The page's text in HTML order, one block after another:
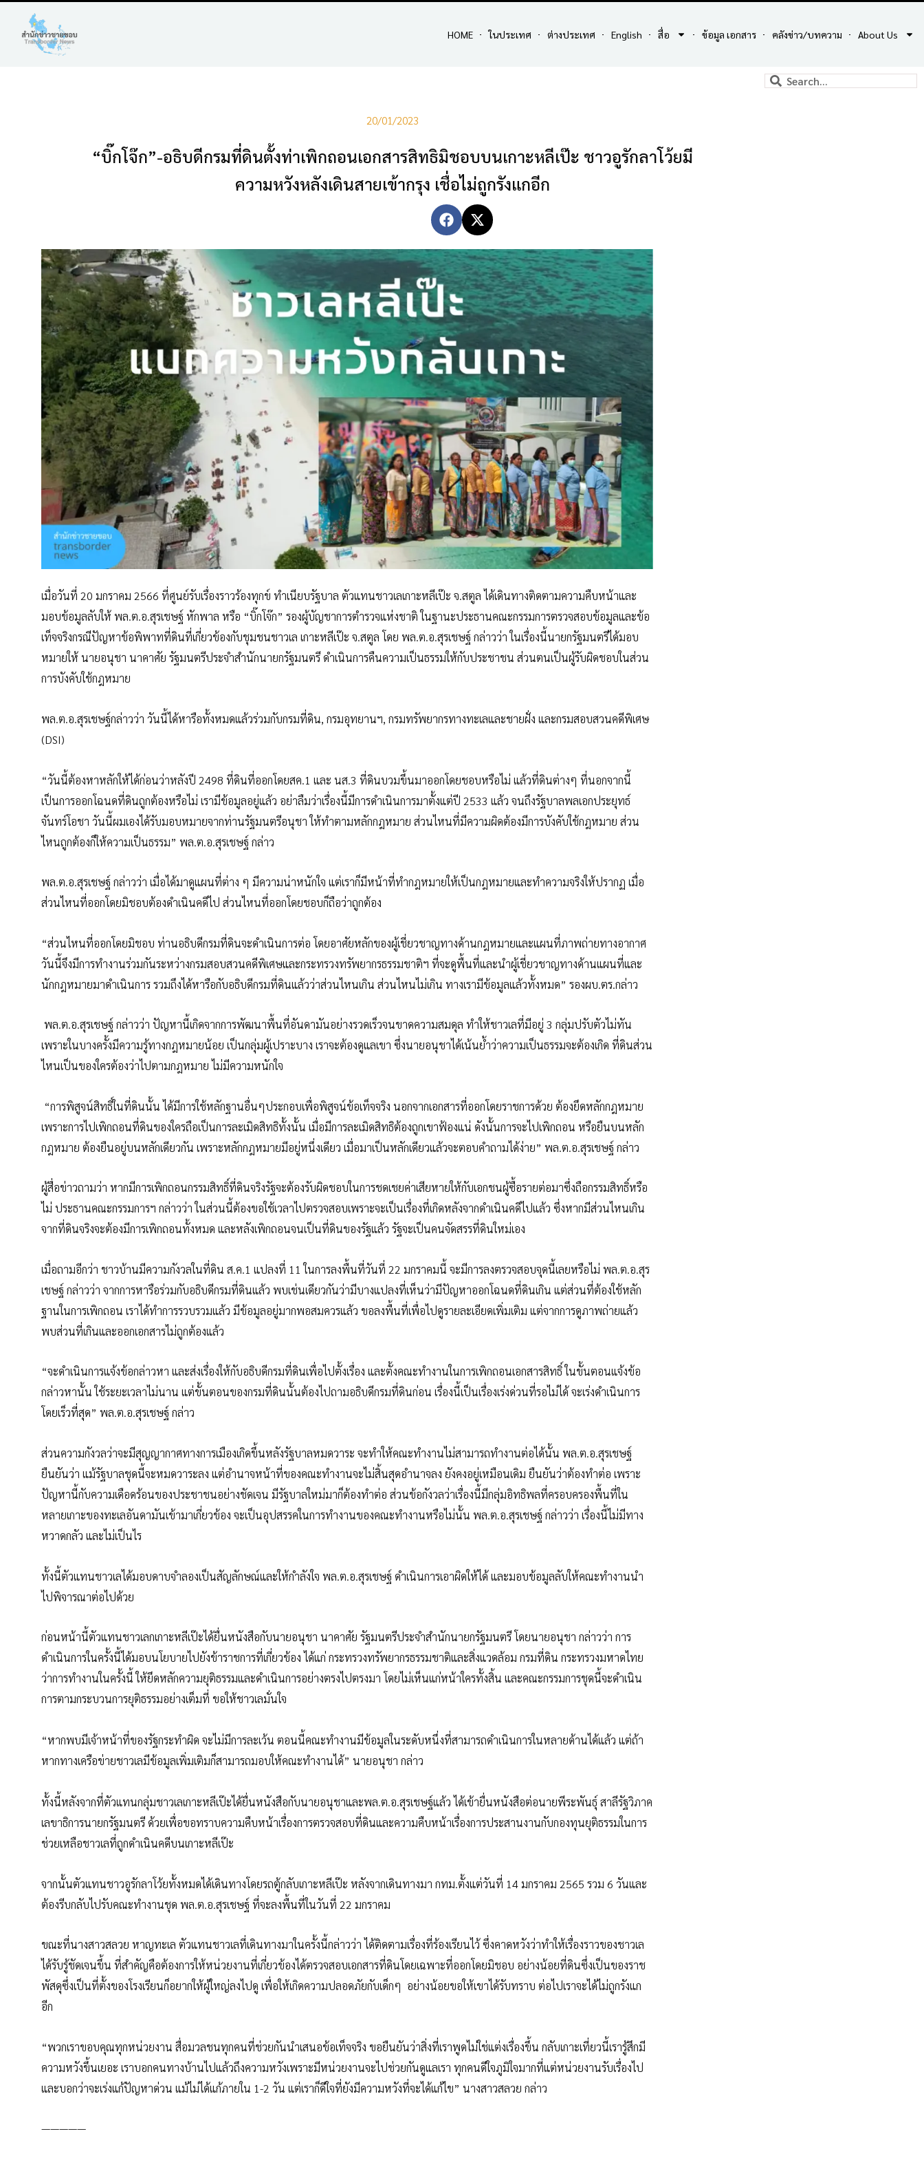
HOME ในประเทศ ต่างประเทศ English สื่อ ข้อมูล เอกสาร คลังข่าว/บทความ About Us
20/01/2023
“บิ๊กโจ๊ก”-อธิบดีกรมที่ดินตั้งท่าเพิกถอนเอกสารสิทธิมิชอบบนเกาะหลีเป๊ะ ชาวอูรักลาโว้ยมี
ความหวังหลังเดินสายเข้ากรุง เชื่อไม่ถูกรังแกอีก
เมื่อวันที่ 20 มกราคม 2566 ที่ศูนย์รับเรื่องราวร้องทุกข์ ทำเนียบรัฐบาล ตัวแทนชาวเลเกาะหลีเป๊ะ จ.สตูล ได้เดินทางติดตามความคืบหน้าและ
มอบข้อมูลลับให้ พล.ต.อ.สุรเชษฐ์ หักพาล หรือ “บิ๊กโจ๊ก” รองผู้บัญชาการตำรวจแห่งชาติ ในฐานะประธานคณะกรรมการตรวจสอบข้อมูลและข้อ
เท็จจริงกรณีปัญหาข้อพิพาทที่ดินที่เกี่ยวข้องกับชุมชนชาวเล เกาะหลีเป๊ะ จ.สตูล โดย พล.ต.อ.สุรเชษฐ์ กล่าวว่า ในเรื่องนี้นายกรัฐมนตรีได้มอบ
หมายให้ นายอนุชา นาคาศัย รัฐมนตรีประจำสำนักนายกรัฐมนตรี ดำเนินการคืนความเป็นธรรมให้กับประชาชน ส่วนตนเป็นผู้รับผิดชอบในส่วน
การบังคับใช้กฎหมาย
พล.ต.อ.สุรเชษฐ์กล่าวว่า วันนี้ได้หารือทั้งหมดแล้วร่วมกับกรมที่ดิน, กรมอุทยานฯ, กรมทรัพยากรทางทะเลและชายฝั่ง และกรมสอบสวนคดีพิเศษ
(DSI)
“วันนี้ต้องหาหลักให้ได้ก่อนว่าหลังปี 2498 ที่ดินที่ออกโดยสค.1 และ นส.3 ที่ดินบวมขึ้นมาออกโดยชอบหรือไม่ แล้วที่ดินต่างๆ ที่นอกจากนี้
เป็นการออกโฉนดที่ดินถูกต้องหรือไม่ เรามีข้อมูลอยู่แล้ว อย่าลืมว่าเรื่องนี้มีการดำเนินการมาตั้งแต่ปี 2533 แล้ว จนถึงรัฐบาลพลเอกประยุทธ์
จันทร์โอชา วันนี้ผมเองได้รับมอบหมายจากท่านรัฐมนตรีอนุชา ให้ทำตามหลักกฎหมาย ส่วนไหนที่มีความผิดต้องมีการบังคับใช้กฎหมาย ส่วน
ไหนถูกต้องก็ให้ความเป็นธรรม” พล.ต.อ.สุรเชษฐ์ กล่าว
พล.ต.อ.สุรเชษฐ์ กล่าวว่า เมื่อได้มาดูแผนที่ต่าง ๆ มีความน่าหนักใจ แต่เราก็มีหน้าที่ทำกฎหมายให้เป็นกฎหมายและทำความจริงให้ปรากฏ เมื่อ
ส่วนไหนที่ออกโดยมิชอบต้องดำเนินคดีไป ส่วนไหนที่ออกโดยชอบก็ถือว่าถูกต้อง
“ส่วนไหนที่ออกโดยมิชอบ ท่านอธิบดีกรมที่ดินจะดำเนินการต่อ โดยอาศัยหลักของผู้เชี่ยวชาญทางด้านกฎหมายและแผนที่ภาพถ่ายทางอากาศ
วันนี้จึงมีการทำงานร่วมกันระหว่างกรมสอบสวนคดีพิเศษและกระทรวงทรัพยากรธรรมชาติฯ ที่จะดูพื้นที่และนำผู้เชี่ยวชาญทางด้านแผนที่และ
นักกฎหมายมาดำเนินการ รวมถึงได้หารือกับอธิบดีกรมที่ดินแล้วว่าส่วนไหนเกิน ส่วนไหนไม่เกิน ทางเรามีข้อมูลแล้วทั้งหมด” รองผบ.ตร.กล่าว
พล.ต.อ.สุรเชษฐ์ กล่าวว่า ปัญหานี้เกิดจากการพัฒนาพื้นที่อันดามันอย่างรวดเร็วจนขาดความสมดุล ทำให้ชาวเลที่มีอยู่ 3 กลุ่มปรับตัวไม่ทัน
เพราะในบางครั้งมีความรู้ทางกฎหมายน้อย เป็นกลุ่มผู้เปราะบาง เราจะต้องดูแลเขา ซึ่งนายอนุชาได้เน้นย้ำว่าความเป็นธรรมจะต้องเกิด ที่ดินส่วน
ไหนเป็นของใครต้องว่าไปตามกฎหมาย ไม่มีความหนักใจ
“การพิสูจน์สิทธิ์ในที่ดินนั้น ได้มีการใช้หลักฐานอื่นๆประกอบเพื่อพิสูจน์ข้อเท็จจริง นอกจากเอกสารที่ออกโดยราชการด้วย ต้องยึดหลักกฎหมาย
เพราะการไปเพิกถอนที่ดินของใครถือเป็นการละเมิดสิทธิทั้งนั้น เมื่อมีการละเมิดสิทธิต้องถูกเขาฟ้องแน่ ดังนั้นการจะไปเพิกถอน หรือยืนบนหลัก
กฎหมาย ต้องยืนอยู่บนหลักเดียวกัน เพราะหลักกฎหมายมีอยู่หนึ่งเดียว เมื่อมาเป็นหลักเดียวแล้วจะตอบคำถามได้ง่าย” พล.ต.อ.สุรเชษฐ์ กล่าว
ผู้สื่อข่าวถามว่า หากมีการเพิกถอนกรรมสิทธิ์ที่ดินจริงรัฐจะต้องรับผิดชอบในการชดเชยค่าเสียหายให้กับเอกชนผู้ซื้อรายต่อมาซึ่งถือกรรมสิทธิ์หรือ
ไม่ ประธานคณะกรรมการฯ กล่าวว่า ในส่วนนี้ต้องขอใช้เวลาไปตรวจสอบเพราะจะเป็นเรื่องที่เกิดหลังจากดำเนินคดีไปแล้ว ซึ่งหากมีส่วนไหนเกิน
จากที่ดินจริงจะต้องมีการเพิกถอนทั้งหมด และหลังเพิกถอนจนเป็นที่ดินของรัฐแล้ว รัฐจะเป็นคนจัดสรรที่ดินใหม่เอง
เมื่อถามอีกว่า ชาวบ้านมีความกังวลในที่ดิน ส.ค.1 แปลงที่ 11 ในการลงพื้นที่วันที่ 22 มกราคมนี้ จะมีการลงตรวจสอบจุดนี้เลยหรือไม่ พล.ต.อ.สุร
เชษฐ์ กล่าวว่า จากการหารือร่วมกับอธิบดีกรมที่ดินแล้ว พบเช่นเดียวกันว่ามีบางแปลงที่เห็นว่ามีปัญหาออกโฉนดที่ดินเกิน แต่ส่วนที่ต้องใช้หลัก
ฐานในการเพิกถอน เราได้ทำการรวบรวมแล้ว มีข้อมูลอยู่มากพอสมควรแล้ว ขอลงพื้นที่เพื่อไปดูรายละเอียดเพิ่มเติม แต่จากการดูภาพถ่ายแล้ว
พบส่วนที่เกินและออกเอกสารไม่ถูกต้องแล้ว
“จะดำเนินการแจ้งข้อกล่าวหา และส่งเรื่องให้กับอธิบดีกรมที่ดินเพื่อไปตั้งเรื่อง และตั้งคณะทำงานในการเพิกถอนเอกสารสิทธิ์ ในขั้นตอนแจ้งข้อ
กล่าวหานั้น ใช้ระยะเวลาไม่นาน แต่ขั้นตอนของกรมที่ดินนั้นต้องไปถามอธิบดีกรมที่ดินก่อน เรื่องนี้เป็นเรื่องเร่งด่วนที่รอไม่ได้ จะเร่งดำเนินการ
โดยเร็วที่สุด” พล.ต.อ.สุรเชษฐ์ กล่าว
ส่วนความกังวลว่าจะมีสุญญากาศทางการเมืองเกิดขึ้นหลังรัฐบาลหมดวาระ จะทำให้คณะทำงานไม่สามารถทำงานต่อได้นั้น พล.ต.อ.สุรเชษฐ์
ยืนยันว่า แม้รัฐบาลชุดนี้จะหมดวาระลง แต่อำนาจหน้าที่ของคณะทำงานจะไม่สิ้นสุดอำนาจลง ยังคงอยู่เหมือนเดิม ยืนยันว่าต้องทำต่อ เพราะ
ปัญหานี้กับความเดือดร้อนของประชาชนอย่างชัดเจน มีรัฐบาลใหม่มาก็ต้องทำต่อ ส่วนข้อกังวลว่าเรื่องนี้มีกลุ่มอิทธิพลที่ครอบครองพื้นที่ใน
หลายเกาะของทะเลอันดามันเข้ามาเกี่ยวข้อง จะเป็นอุปสรรคในการทำงานของคณะทำงานหรือไม่นั้น พล.ต.อ.สุรเชษฐ์ กล่าวว่า เรื่องนี้ไม่มีทาง
หวาดกลัว และไม่เป็นไร
ทั้งนี้ตัวแทนชาวเลได้มอบดาบจำลองเป็นสัญลักษณ์และให้กำลังใจ พล.ต.อ.สุรเชษฐ์ ดำเนินการเอาผิดให้ได้ และมอบข้อมูลลับให้คณะทำงานนำ
ไปพิจารณาต่อไปด้วย
ก่อนหน้านี้ตัวแทนชาวเลกเกาะหลีเป๊ะได้ยื่นหนังสือกับนายอนุชา นาคาศัย รัฐมนตรีประจำสำนักนายกรัฐมนตรี โดยนายอนุชา กล่าวว่า การ
ดำเนินการในครั้งนี้ได้มอบนโยบายไปยังข้าราชการที่เกี่ยวข้อง ได้แก่ กระทรวงทรัพยากรธรรมชาติและสิ่งแวดล้อม กรมที่ดิน กระทรวงมหาดไทย
ว่าการทำงานในครั้งนี้ ให้ยึดหลักความยุติธรรมและดำเนินการอย่างตรงไปตรงมา โดยไม่เห็นแก่หน้าใครทั้งสิ้น และคณะกรรมการชุดนี้จะดำเนิน
การตามกระบวนการยุติธรรมอย่างเต็มที่ ขอให้ชาวเลมั่นใจ
“หากพบมีเจ้าหน้าที่ของรัฐกระทำผิด จะไม่มีการละเว้น ตอนนี้คณะทำงานมีข้อมูลในระดับหนึ่งที่สามารถดำเนินการในหลายด้านได้แล้ว แต่ถ้า
หากทางเครือข่ายชาวเลมีข้อมูลเพิ่มเติมก็สามารถมอบให้คณะทำงานได้” นายอนุชา กล่าว
ทั้งนี้หลังจากที่ตัวแทนกลุ่มชาวเลเกาะหลีเป๊ะได้ยื่นหนังสือกับนายอนุชาและพล.ต.อ.สุรเชษฐ์แล้ว ได้เข้ายื่นหนังสือต่อนายพีระพันธุ์ สาลีรัฐวิภาค
เลขาธิการนายกรัฐมนตรี ด้วยเพื่อขอทราบความคืบหน้าเรื่องการตรวจสอบที่ดินและความคืบหน้าเรื่องการประสานงานกับกองทุนยุติธรรมในการ
ช่วยเหลือชาวเลที่ถูกดำเนินคดีบนเกาะหลีเป๊ะ
จากนั้นตัวแทนชาวอูรักลาโว้ยทั้งหมดได้เดินทางโดยรถตู้กลับเกาะหลีเป๊ะ หลังจากเดินทางมา กทม.ตั้งแต่วันที่ 14 มกราคม 2565 รวม 6 วันและ
ต้องรีบกลับไปรับคณะทำงานชุด พล.ต.อ.สุรเชษฐ์ ที่จะลงพื้นที่ในวันที่ 22 มกราคม
ขณะที่นางสาวสลวย หาญทะเล ตัวแทนชาวเลที่เดินทางมาในครั้งนี้กล่าวว่า ได้ติดตามเรื่องที่ร้องเรียนไว้ ซึ่งคาดหวังว่าทำให้เรื่องราวของชาวเล
ได้รับรู้ชัดเจนขึ้น ที่สำคัญคือต้องการให้หน่วยงานที่เกี่ยวข้องได้ตรวจสอบเอกสารที่ดินโดยเฉพาะที่ออกโดยมิชอบ อย่างน้อยที่ดินซึ่งเป็นของราช
พัสดุซึ่งเป็นที่ตั้งของโรงเรียนก็อยากให้ผู้ใหญ่ลงไปดู เพื่อให้เกิดความปลอดภัยกับเด็กๆ อย่างน้อยขอให้เขาได้รับทราบ ต่อไปเราจะได้ไม่ถูกรังแก
อีก
“พวกเราขอบคุณทุกหน่วยงาน สื่อมวลชนทุกคนที่ช่วยกันนำเสนอข้อเท็จจริง ขอยืนยันว่าสิ่งที่เราพูดไม่ใช่แต่งเรื่องขึ้น กลับเกาะเที่ยวนี้เรารู้สึกมี
ความหวังขึ้นเยอะ เราบอกคนทางบ้านไปแล้วถึงความหวังเพราะมีหน่วยงานจะไปช่วยกันดูแลเรา ทุกคนดีใจภูมิใจมากที่แต่หน่วยงานรับเรื่องไป
และบอกว่าจะเร่งแก้ปัญหาด่วน แม้ไม่ได้แก้ภายใน 1-2 วัน แต่เราก็ดีใจที่ยังมีความหวังที่จะได้แก้ไข” นางสาวสลวย กล่าว
—————